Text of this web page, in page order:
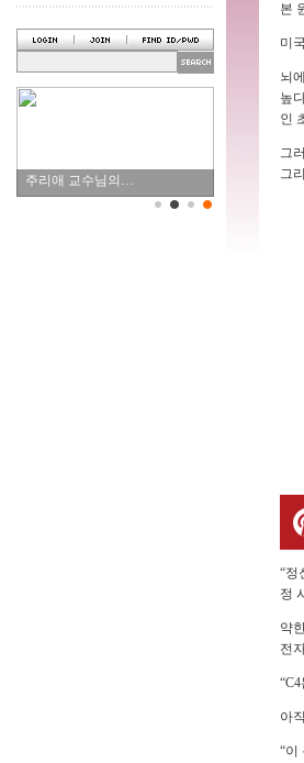
주리애 교수님의…
본
미
뇌
높
인
그
그
“정
정
약
전
아
“이